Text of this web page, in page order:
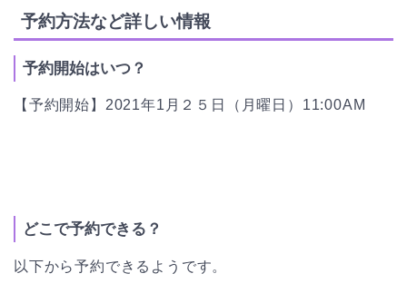
予約方法など詳しい情報
予約開始はいつ？
【予約開始】2021年1月２５日（月曜日）11:00AM
どこで予約できる？
以下から予約できるようです。